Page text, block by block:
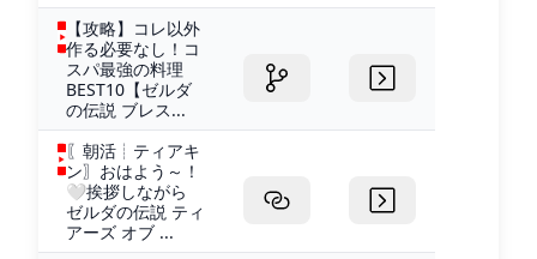
【攻略】コレ以外
作る必要なし！コ
スパ最強の料理
BEST10【ゼルダ
の伝説 ブレス...
〖朝活┊ティアキ
ン〗おはよう～！
🤍挨拶しながら
ゼルダの伝説 ティ
アーズ オブ ...